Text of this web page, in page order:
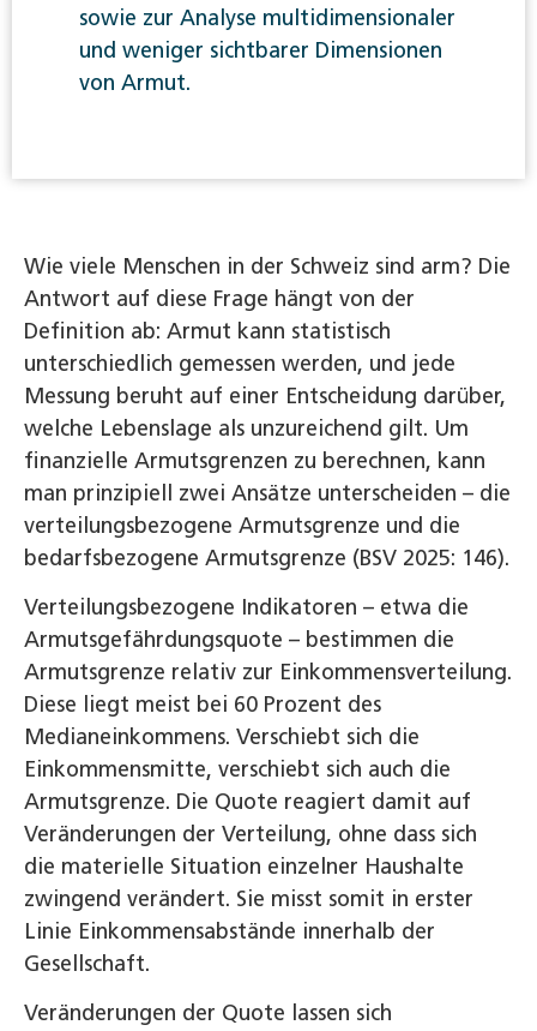
sowie zur Analyse multidimensionaler
und weniger sichtbarer Dimensionen
von Armut.
Wie viele Menschen in der Schweiz sind arm? Die
Antwort auf diese Frage hängt von der
Definition ab: Armut kann statistisch
unterschiedlich gemessen werden, und jede
Messung beruht auf einer Entscheidung darüber,
welche Lebenslage als unzureichend gilt. Um
finanzielle Armutsgrenzen zu berechnen, kann
man prinzipiell zwei Ansätze unter­scheiden – die
verteilungsbezogene Armutsgrenze und die
bedarfsbezogene Armuts­grenze (BSV 2025: 146).
Verteilungsbezogene Indikatoren – etwa die
Armutsgefährdungsquote – bestimmen die
Armutsgrenze relativ zur Einkommensverteilung.
Diese liegt meist bei 60 Prozent des
Medianeinkommens. Verschiebt sich die
Einkommensmitte, verschiebt sich auch die
Armutsgrenze. Die Quote reagiert damit auf
Veränderungen der Verteilung, ohne dass sich
die materielle Situation einzelner Haushalte
zwingend verändert. Sie misst somit in erster
Linie Einkommensabstände innerhalb der
Gesellschaft.
Veränderungen der Quote lassen sich